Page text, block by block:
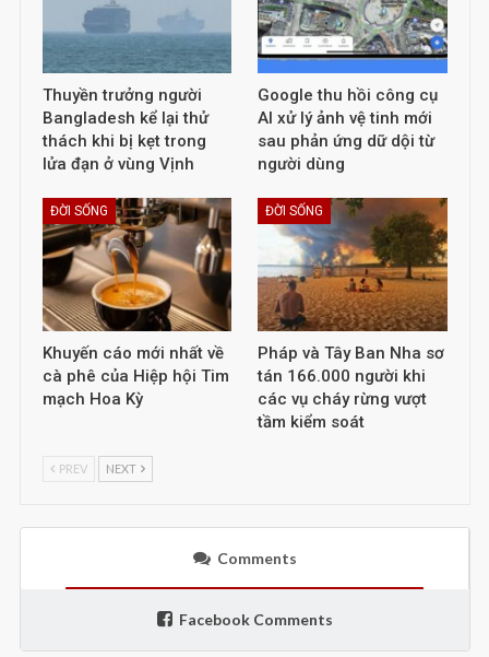
Thuyền trưởng người
Bangladesh kể lại thử
thách khi bị kẹt trong
lửa đạn ở vùng Vịnh
Google thu hồi công cụ
AI xử lý ảnh vệ tinh mới
sau phản ứng dữ dội từ
người dùng
ĐỜI SỐNG
Khuyến cáo mới nhất về
cà phê của Hiệp hội Tim
mạch Hoa Kỳ
ĐỜI SỐNG
Pháp và Tây Ban Nha sơ
tán 166.000 người khi
các vụ cháy rừng vượt
tầm kiểm soát
PREV NEXT
Comments
Facebook Comments